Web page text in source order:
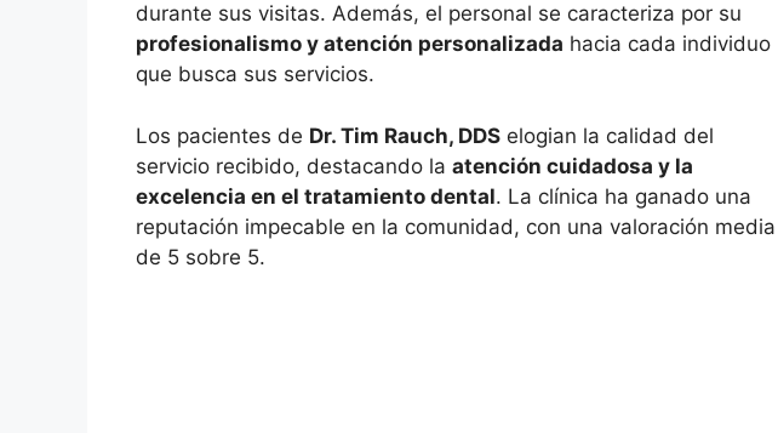
durante sus visitas. Además, el personal se caracteriza por su
profesionalismo y atención personalizada hacia cada individuo
que busca sus servicios.
Los pacientes de Dr. Tim Rauch, DDS elogian la calidad del
servicio recibido, destacando la atención cuidadosa y la
excelencia en el tratamiento dental. La clínica ha ganado una
reputación impecable en la comunidad, con una valoración media
de 5 sobre 5.